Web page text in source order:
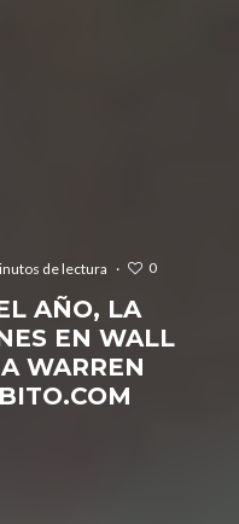
de lectura · 0
AÑO, LA
EN WALL
WARREN